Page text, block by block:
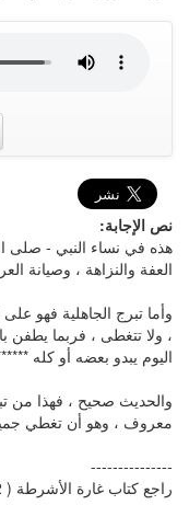
نص الإجابة:
هذه في نساء النبي - صلى
العفة والنزاهة ، وصيانة
وأما تبرج الجاهلية فهو
، ولا تتغطى ، فربما يطفن
اليوم يبدو بعضه أو كله
والحديث صحيح ، فهذا من
معروف ، وهو أن تغطي
---------------
راجع كتاب غارة الأشرطة ( 2 / 480 - 481 )